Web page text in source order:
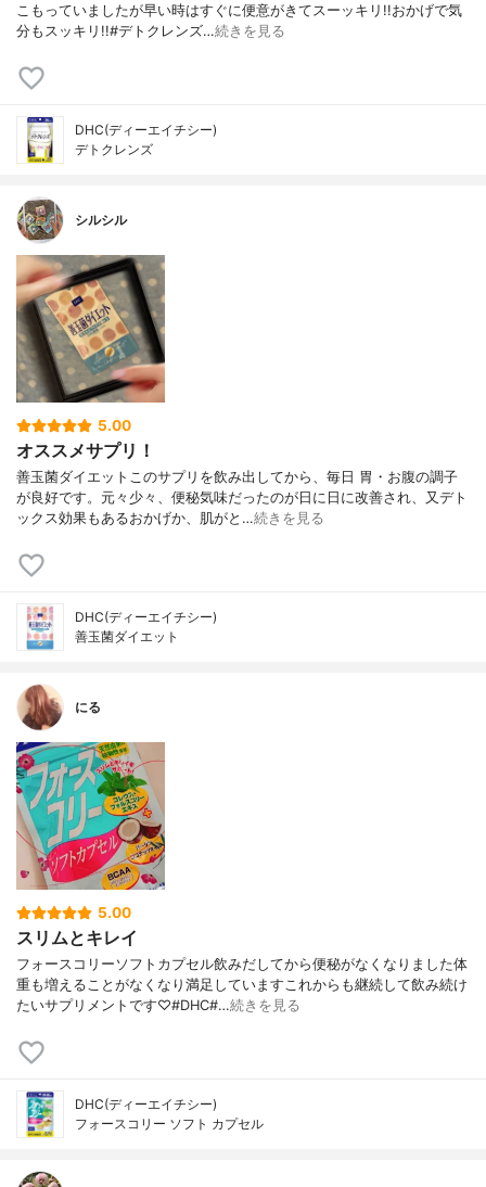
こもっていましたが早い時はすぐに便意がきてスーッキリ!!おかげで気
分もスッキリ!!#デトクレンズ…続きを見る
DHC(ディーエイチシー)
デトクレンズ
シルシル
5.00
オススメサプリ！
善玉菌ダイエットこのサプリを飲み出してから、毎日 胃・お腹の調子
が良好です。元々少々、便秘気味だったのが日に日に改善され、又デト
ックス効果もあるおかげか、肌がと…続きを見る
DHC(ディーエイチシー)
善玉菌ダイエット
にる
5.00
スリムとキレイ
フォースコリーソフトカプセル飲みだしてから便秘がなくなりました体
重も増えることがなくなり満足していますこれからも継続して飲み続け
たいサプリメントです♡#DHC#…続きを見る
DHC(ディーエイチシー)
フォースコリー ソフト カプセル